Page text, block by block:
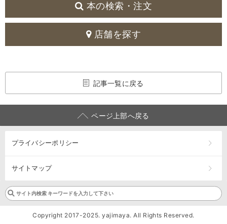
本の検索・注文
店舗を探す
記事一覧に戻る
ページ上部へ戻る
プライバシーポリシー
サイトマップ
Copyright 2017-2025. yajimaya. All Rights Reserved.